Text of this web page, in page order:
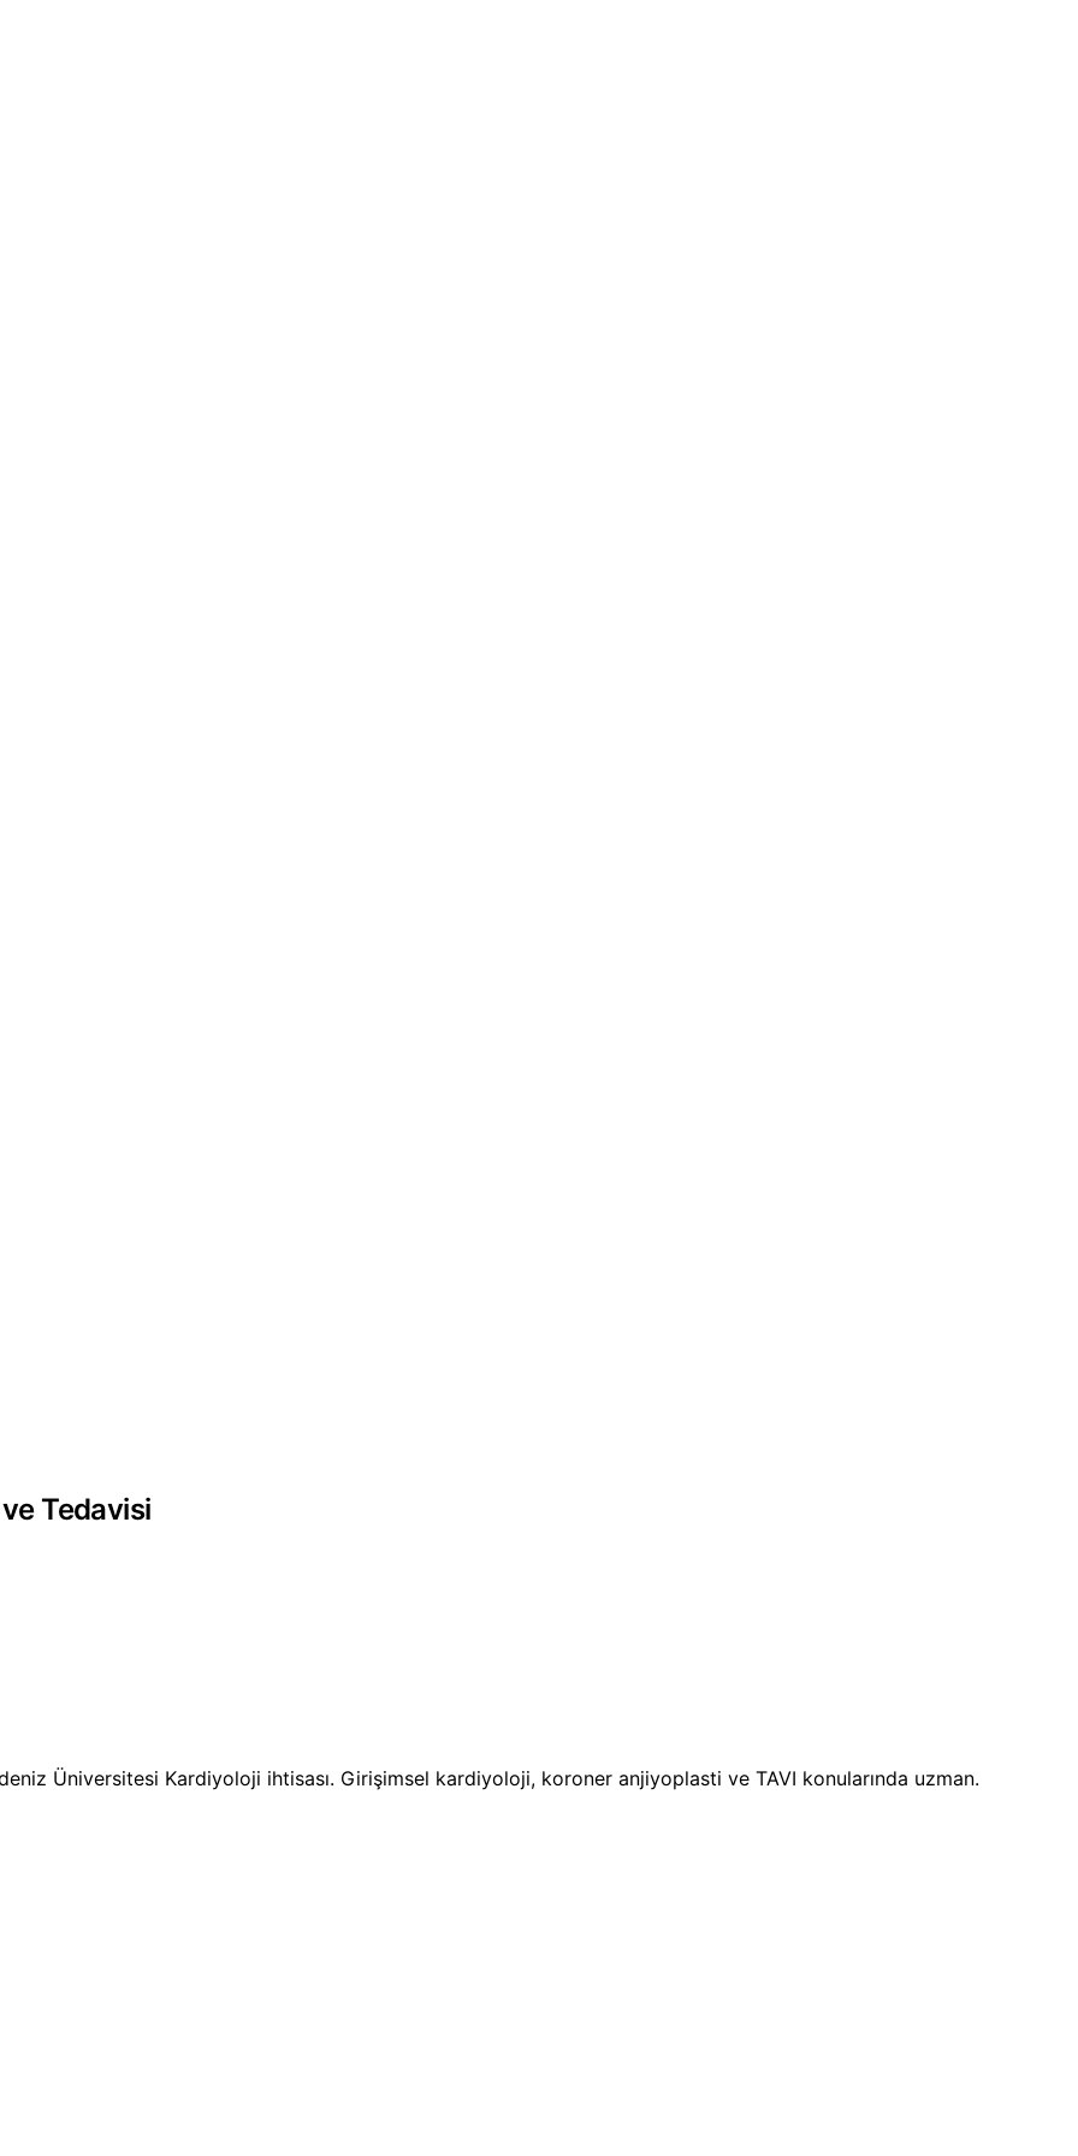
ve Tedavisi
Üniversitesi Kardiyoloji ihtisası. Girişimsel kardiyoloji, koroner anjiyoplasti ve TAVI konularında uzman.